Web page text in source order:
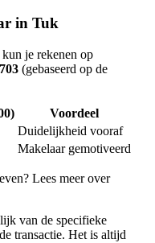
in Tuk
je rekenen op
(gebaseerd op de
Voordeel
Duidelijkheid vooraf
Makelaar gemotiveerd
Lees meer over
van de specifieke
transactie. Het is altijd